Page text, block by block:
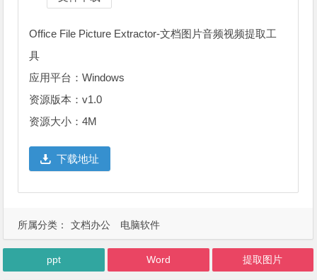
Office File Picture Extractor-文档图片音频视频提取工
具
应用平台：Windows
资源版本：v1.0
资源大小：4M
下载地址
所属分类： 文档办公 电脑软件
ppt Word 提取图片